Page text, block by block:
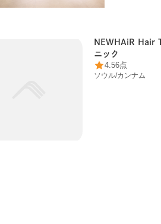
NEWHAiR Hair
ニック
4.56点
ソウル/カンナム